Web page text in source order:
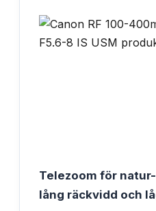
Telezoom för
lång räckvidd och